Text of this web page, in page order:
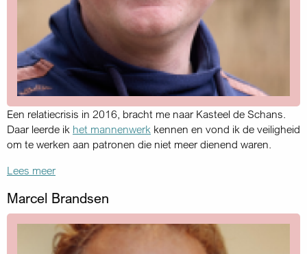
Een relatiecrisis in 2016, bracht me naar Kasteel de Schans.
Daar leerde ik het mannenwerk kennen en vond ik de veiligheid
om te werken aan patronen die niet meer dienend waren.
Lees meer
Marcel Brandsen